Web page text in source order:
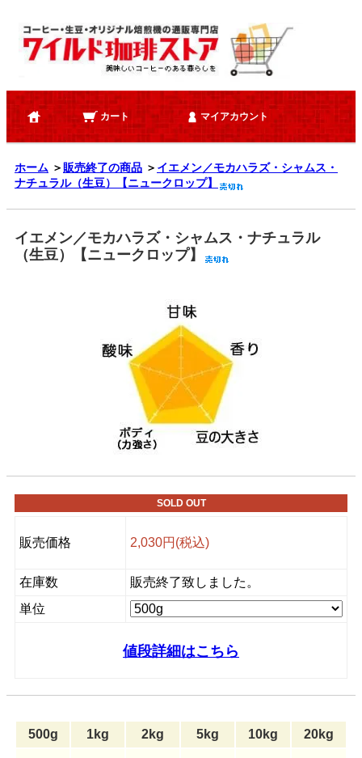
カート マイアカウント
ホーム ＞販売終了の商品 ＞ イエメン／モカハラズ・シャムス・
ナチュラル（生豆）【ニュークロップ】
イエメン／モカハラズ・シャムス・ナチュラル
（生豆）【ニュークロップ】
SOLD OUT
販売価格 2,030円(税込)
在庫数
販売終了致しました。
単位
値段詳細はこちら
500g 1kg 2kg 5kg 10kg 20kg